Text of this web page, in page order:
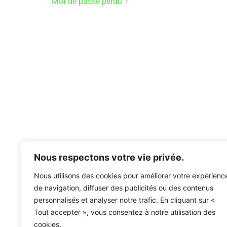
Nous respectons votre vie privée.
Nous utilisons des cookies pour améliorer votre
de navigation, diffuser des publicités ou des contenus
personnalisés et analyser notre trafic. En cliquant sur «
Tout accepter », vous consentez à notre utilisation des
cookies.